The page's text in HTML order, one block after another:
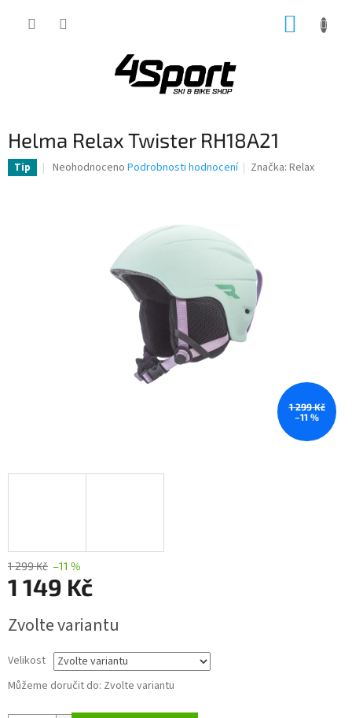
Helma Relax Twister RH18A21
Tip
Průměrné
Neohodnoceno Podrobnosti hodnocení Značka:Relax
1 299 Kč
–11 %
1 299 Kč –11 %
1 149 Kč
cena:
Zvolte variantu
Velikost
Můžeme doručit do: Zvolte variantu